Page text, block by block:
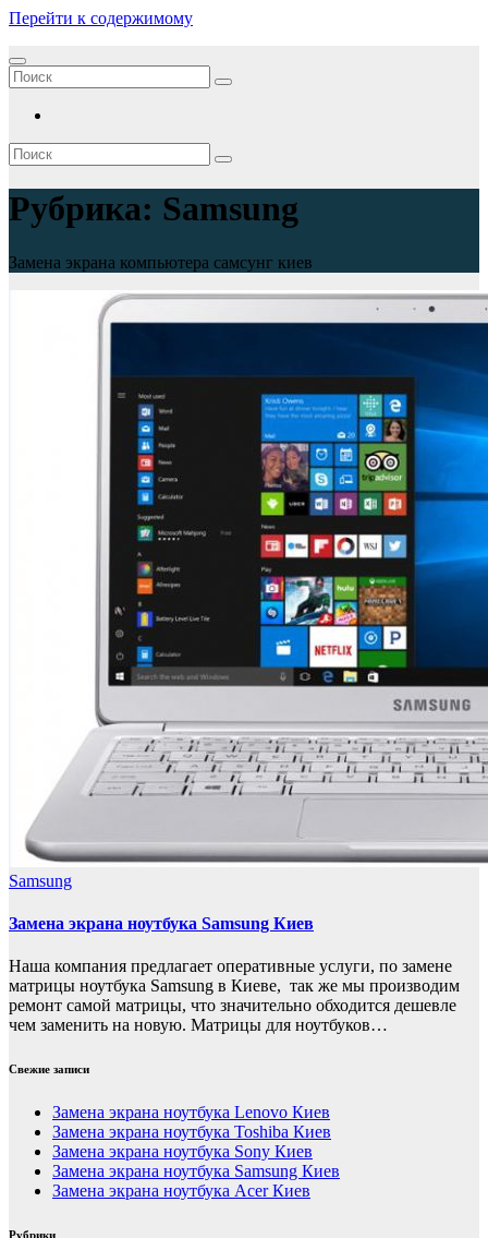
Перейти к содержимому
Рубрика: Samsung
Замена экрана компьютера самсунг киев
Samsung
Замена экрана ноутбука Samsung Киев
Наша компания предлагает оперативные услуги, по замене
матрицы ноутбука Samsung в Киеве, так же мы производим
ремонт самой матрицы, что значительно обходится дешевле
чем заменить на новую. Матрицы для ноутбуков…
Свежие записи
Замена экрана ноутбука Lenovo Киев
Замена экрана ноутбука Toshiba Киев
Замена экрана ноутбука Sony Киев
Замена экрана ноутбука Samsung Киев
Замена экрана ноутбука Acer Киев
Рубрики